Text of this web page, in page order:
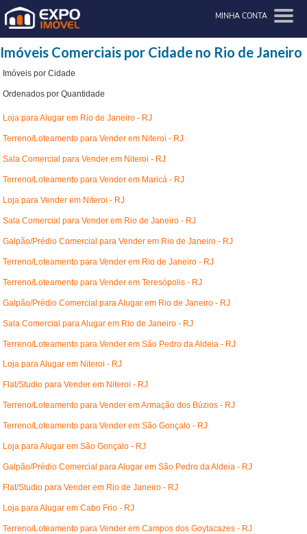
MINHA CONTA
Imóveis Comerciais por Cidade no Rio de Janeiro
Imóveis por Cidade
Ordenados por Quantidade
Loja para Alugar em Rio de Janeiro - RJ
Terreno/Loteamento para Vender em Niteroi - RJ
Sala Comercial para Vender em Niteroi - RJ
Terreno/Loteamento para Vender em Maricá - RJ
Loja para Vender em Niteroi - RJ
Sala Comercial para Vender em Rio de Janeiro - RJ
Galpão/Prédio Comercial para Vender em Rio de Janeiro - RJ
Terreno/Loteamento para Vender em Rio de Janeiro - RJ
Terreno/Loteamento para Vender em Teresópolis - RJ
Galpão/Prédio Comercial para Alugar em Rio de Janeiro - RJ
Sala Comercial para Alugar em Rio de Janeiro - RJ
Terreno/Loteamento para Vender em São Pedro da Aldeia - RJ
Loja para Alugar em Niteroi - RJ
Flat/Studio para Vender em Niteroi - RJ
Terreno/Loteamento para Vender em Armação dos Búzios - RJ
Terreno/Loteamento para Vender em São Gonçalo - RJ
Loja para Alugar em São Gonçalo - RJ
Galpão/Prédio Comercial para Alugar em São Pedro da Aldeia - RJ
Flat/Studio para Vender em Rio de Janeiro - RJ
Loja para Alugar em Cabo Frio - RJ
Terreno/Loteamento para Vender em Campos dos Goytacazes - RJ